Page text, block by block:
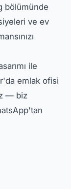
bölümünde
ve ev
ile
emlak ofisi
— biz